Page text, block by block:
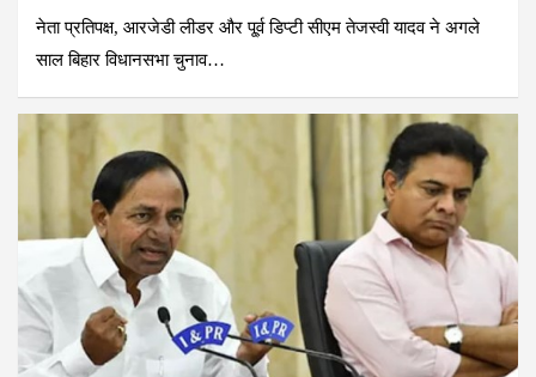
नेता प्रतिपक्ष, आरजेडी लीडर और पू्र्व डिप्टी सीएम तेजस्वी यादव ने अगले
साल बिहार विधानसभा चुनाव…